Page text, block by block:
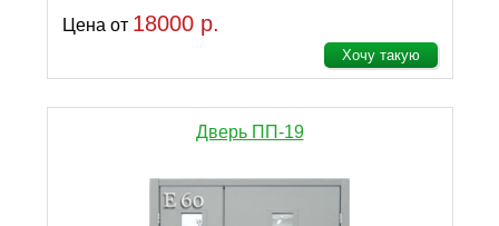
Цена от 18000 р.
Хочу такую
Дверь ПП-19